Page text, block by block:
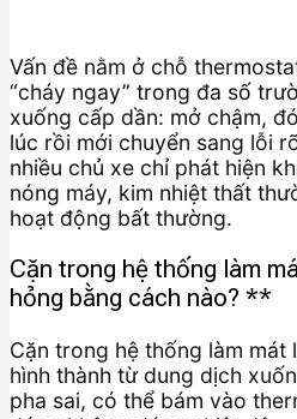
Vấn đề nằm ở chỗ
“cháy ngay” trong đa số
xuống cấp dần: mở chậm,
lúc rồi mới chuyển sang lỗi
nhiều chủ xe chỉ phát hiện
nóng máy, kim nhiệt thất
hoạt động bất thường.
Cặn trong hệ thống làm
hỏng bằng cách nào? **
Cặn trong hệ thống làm
hình thành từ dung dịch
pha sai, có thể bám vào